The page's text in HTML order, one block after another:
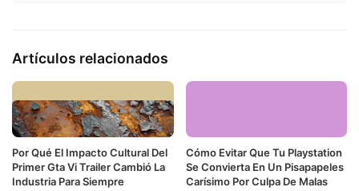
Artículos relacionados
Por Qué El Impacto Cultural Del
Primer Gta Vi Trailer Cambió La
Industria Para Siempre
Cómo Evitar Que Tu Playstation
Se Convierta En Un Pisapapeles
Carísimo Por Culpa De Malas